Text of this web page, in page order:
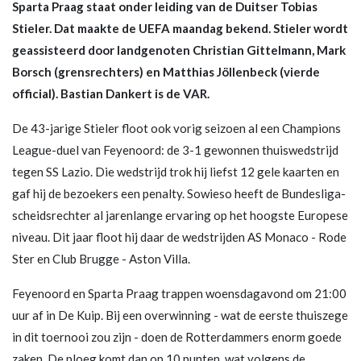
Sparta Praag staat onder leiding van de Duitser Tobias
Stieler. Dat maakte de UEFA maandag bekend. Stieler wordt
geassisteerd door landgenoten Christian Gittelmann, Mark
Borsch (grensrechters) en Matthias Jöllenbeck (vierde
official). Bastian Dankert is de VAR.
De 43-jarige Stieler floot ook vorig seizoen al een Champions
League-duel van Feyenoord: de 3-1 gewonnen thuiswedstrijd
tegen SS Lazio. Die wedstrijd trok hij liefst 12 gele kaarten en
gaf hij de bezoekers een penalty. Sowieso heeft de Bundesliga-
scheidsrechter al jarenlange ervaring op het hoogste Europese
niveau. Dit jaar floot hij daar de wedstrijden AS Monaco - Rode
Ster en Club Brugge - Aston Villa.
Feyenoord en Sparta Praag trappen woensdagavond om 21:00
uur af in De Kuip. Bij een overwinning - wat de eerste thuiszege
in dit toernooi zou zijn - doen de Rotterdammers enorm goede